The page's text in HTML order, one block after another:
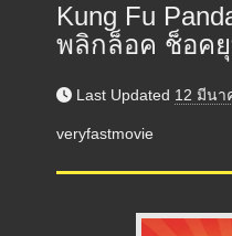
Kung Fu
พลิกล็อค ช็อค
Last Updated 12 มีนา
veryfastmovie